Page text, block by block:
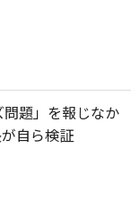
問題」を報じなか
自ら検証